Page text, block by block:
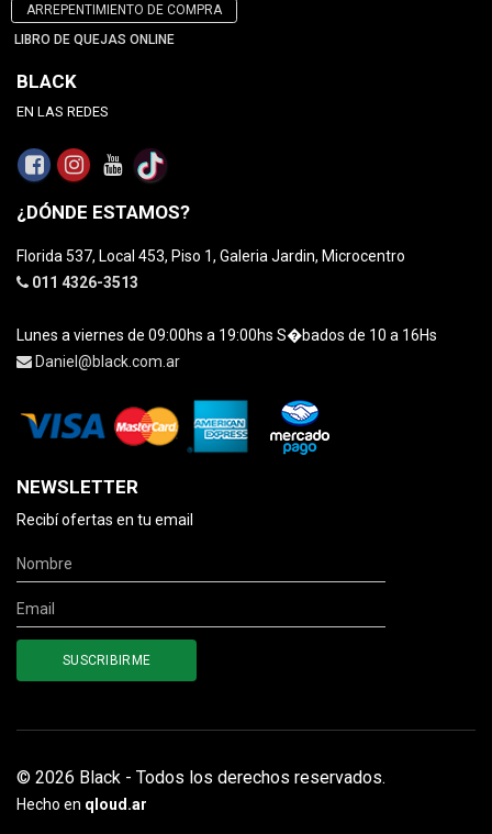
ARREPENTIMIENTO DE COMPRA
LIBRO DE QUEJAS ONLINE
BLACK
EN LAS REDES
¿DÓNDE ESTAMOS?
Florida 537, Local 453, Piso 1, Galeria Jardin, Microcentro
011 4326-3513
Lunes a viernes de 09:00hs a 19:00hs S�bados de 10 a 16Hs
Daniel@black.com.ar
NEWSLETTER
Recibí ofertas en tu email
© 2026 Black - Todos los derechos reservados.
Hecho en qloud.ar